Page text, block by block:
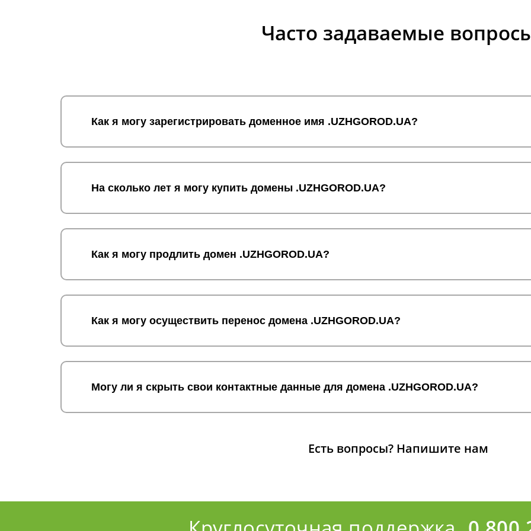
Часто задаваемые
Как я могу зарегистрировать доменное имя .UZHGOROD.UA?
На сколько лет я могу купить домены .UZHGOROD.UA?
Как я могу продлить домен .UZHGOROD.UA?
Как я могу осуществить перенос домена .UZHGOROD.UA?
Могу ли я скрыть свои контактные данные для домена .UZHGOROD.UA?
Есть вопросы? Напишите нам